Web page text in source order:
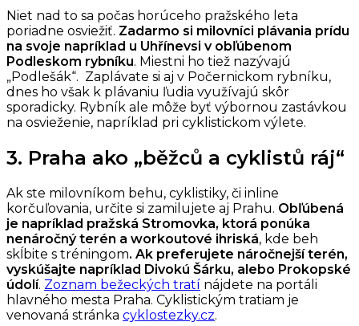
Niet nad to sa počas horúceho pražského leta
poriadne osviežiť. Zadarmo si milovníci plávania prídu
na svoje napríklad u Uhřínevsi v obľúbenom
Podleskom rybníku. Miestni ho tiež nazývajú
„Podlešák“. Zaplávate si aj v Počernickom rybníku,
dnes ho však k plávaniu ľudia využívajú skôr
sporadicky. Rybník ale môže byť výbornou zastávkou
na osvieženie, napríklad pri cyklistickom výlete.
3. Praha ako „běžců a cyklistů ráj“
Ak ste milovníkom behu, cyklistiky, či inline
korčuľovania, určite si zamilujete aj Prahu. Obľúbená
je napríklad pražská Stromovka, ktorá ponúka
nenáročný terén a workoutové ihriská, kde beh
skĺbite s tréningom. Ak preferujete náročnejší terén,
vyskúšajte napríklad Divokú Šárku, alebo Prokopské
údolí. Zoznam bežeckých tratí nájdete na portáli
hlavného mesta Praha. Cyklistickým tratiam je
venovaná stránka cyklostezky.cz.